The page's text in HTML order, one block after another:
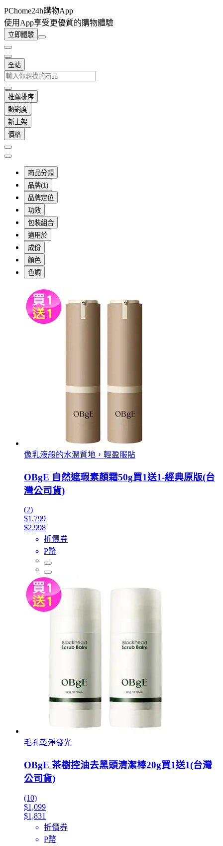
PChome24h購物App
使用App享受更優質的購物體驗
立即體驗
全站
推薦排序
熱銷度
新上架
價格
商品分類
品牌(1)
品牌定位
功效
包裝組合
適用於
成份
顏色
色調
像乳液般的水潤質地，輕盈服貼
OBgE 自然遮瑕素顏霜50g買1送1-經典原版(台
灣公司貨)
(2)
$1,799
$2,998
折價券
P幣
毛孔乾淨發光
OBgE 茶樹控油去黑頭清潔棒20g買1送1(台灣
公司貨)
(10)
$1,099
$1,831
折價券
P幣